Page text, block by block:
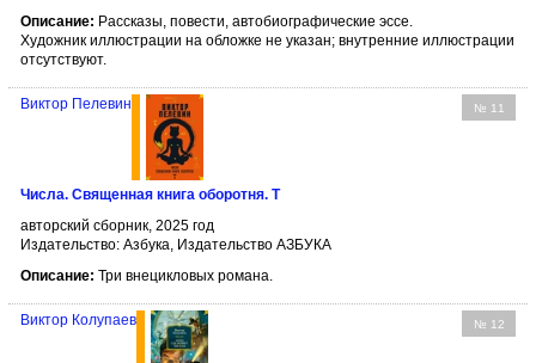
Описание: Рассказы, повести, автобиографические эссе.
Художник иллюстрации на обложке не указан; внутренние иллюстрации
отсутствуют.
№ 11
Виктор Пелевин
Числа. Священная книга оборотня. T
авторский сборник, 2025 год
Издательство: Азбука, Издательство АЗБУКА
Описание: Три внецикловых романа.
№ 12
Виктор Колупаев